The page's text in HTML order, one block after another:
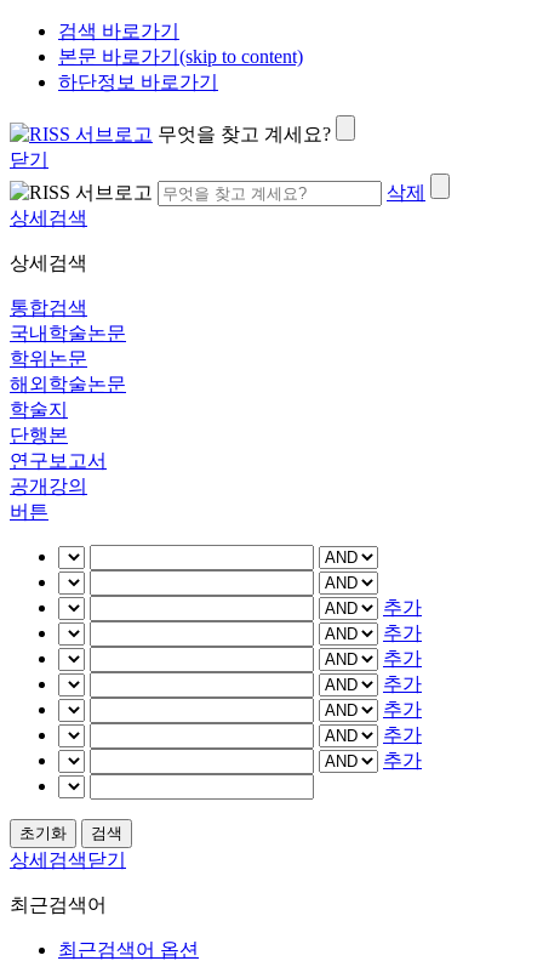
검색 바로가기
본문 바로가기(skip to content)
하단정보 바로가기
무엇을 찾고 계세요?
닫기
삭제
상세검색
상세검색
통합검색
국내학술논문
학위논문
해외학술논문
학술지
단행본
연구보고서
공개강의
버튼
추가
추가
추가
추가
추가
추가
추가
상세검색닫기
최근검색어
최근검색어 옵션